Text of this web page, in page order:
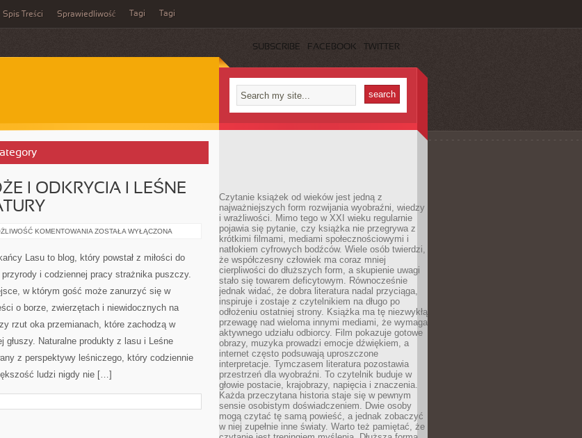
Spis Treści Sprawiedliwość Tagi Tagi
SUBSCRIBE FACEBOOK TWITTER
I ODKRYCIA I LEŚNE
KOMENTOWANIA LASY
PODRÓŻE
I
I
SMAKI
KUCHNIA
NATURY
ZOSTAŁA WYŁĄCZONA
Lasu to blog, który powstał z miłości do
i codziennej pracy strażnika puszczy.
w którym gość może zanurzyć się w
o borze, zwierzętach i niewidocznych na
rzut oka przemianach, które zachodzą w
głuszy. Naturalne produkty z lasu i Leśne
z perspektywy leśniczego, który codziennie
ludzi nigdy nie […]
Czytanie książek od wieków jest jedną z
najważniejszych form rozwijania wyobraźni, wiedzy
i wrażliwości. Mimo tego w XXI wieku regularnie
pojawia się pytanie, czy książka nie przegrywa z
krótkimi filmami, mediami społecznościowymi i
natłokiem cyfrowych bodźców. Wiele osób twierdzi,
że współczesny człowiek ma coraz mniej
cierpliwości do dłuższych form, a skupienie uwagi
stało się towarem deficytowym. Równocześnie
jednak widać, że dobra literatura nadal przyciąga,
inspiruje i zostaje z czytelnikiem na długo po
odłożeniu ostatniej strony. Książka ma tę niezwykłą
przewagę nad wieloma innymi mediami, że wymaga
aktywnego udziału odbiorcy. Film pokazuje gotowe
obrazy, muzyka prowadzi emocje dźwiękiem, a
internet często podsuwają uproszczone
interpretacje. Tymczasem literatura pozostawia
przestrzeń dla wyobraźni. To czytelnik buduje w
głowie postacie, krajobrazy, napięcia i znaczenia.
Każda przeczytana historia staje się w pewnym
sensie osobistym doświadczeniem. Dwie osoby
mogą czytać tę samą powieść, a jednak zobaczyć
w niej zupełnie inne światy. Warto też pamiętać, że